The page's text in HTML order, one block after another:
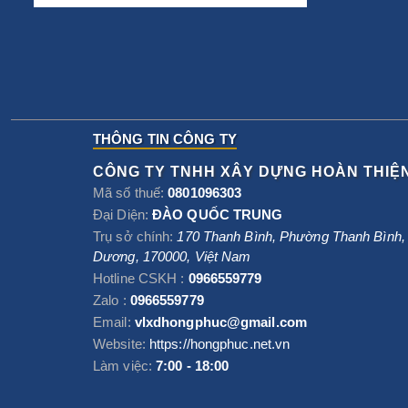
THÔNG TIN CÔNG TY
CÔNG TY TNHH XÂY DỰNG HOÀN
Mã số thuế:0801096303
Đại Diện: ĐÀO QUỐC TRUNG
Trụ sở chính: 170 Thanh Bình, Phường Thanh Bình,
Dương, 170000, Việt Nam
Hotline CSKH : 0966559779
Zalo : 0966559779
Email: vlxdhongphuc@gmail.com
Website: https://hongphuc.net.vn
Làm việc: 7:00 - 18:00